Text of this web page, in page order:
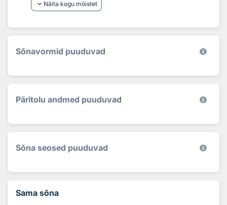
keyboard_arrow_down Näita kogu mõistet
Sõnavormid puuduvad
Päritolu andmed puuduvad
Sõna seosed puuduvad
Sama sõna